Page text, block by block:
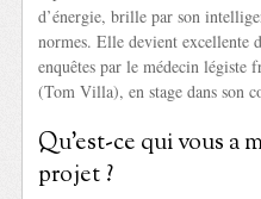
d’énergie, brille par son
normes. Elle devient excellente
enquêtes par le médecin légiste
(Tom Villa), en stage dans son
Qu’est-ce qui vous a
projet ?